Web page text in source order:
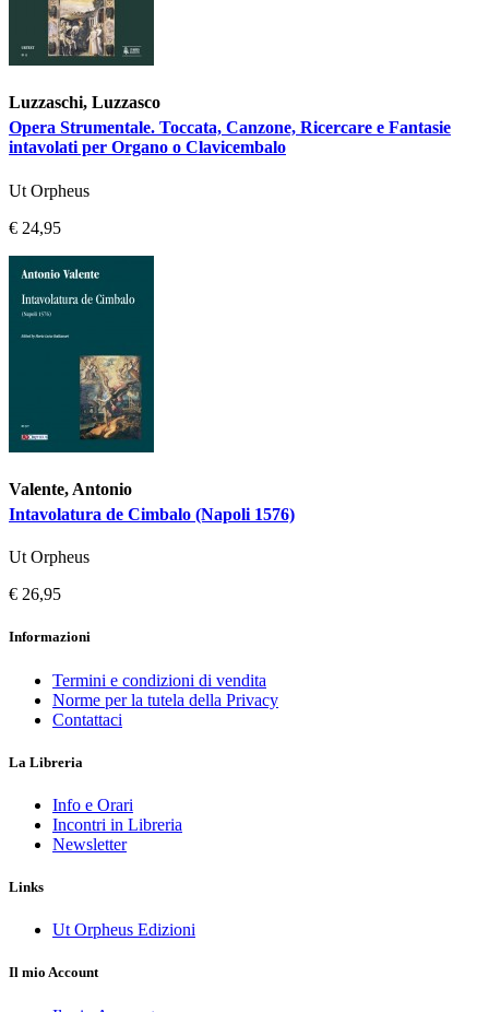
Luzzaschi, Luzzasco
Opera Strumentale. Toccata, Canzone, Ricercare e Fantasie
intavolati per Organo o Clavicembalo
Ut Orpheus
€ 24,95
Valente, Antonio
Intavolatura de Cimbalo (Napoli 1576)
Ut Orpheus
€ 26,95
Informazioni
Termini e condizioni di vendita
Norme per la tutela della Privacy
Contattaci
La Libreria
Info e Orari
Incontri in Libreria
Newsletter
Links
Ut Orpheus Edizioni
Il mio Account